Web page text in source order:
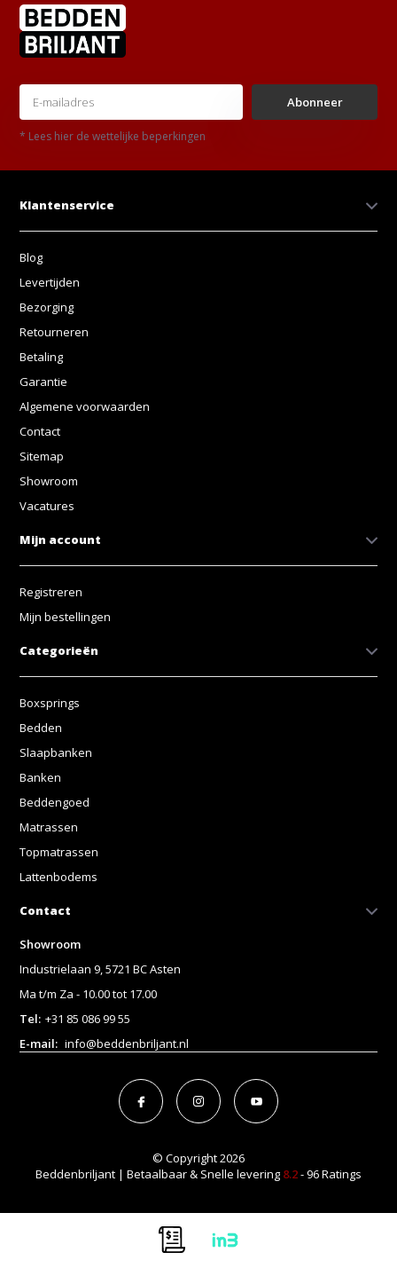
Abonneer
* Lees hier de wettelijke beperkingen
Klantenservice
Blog
Levertijden
Bezorging
Retourneren
Betaling
Garantie
Algemene voorwaarden
Contact
Sitemap
Showroom
Vacatures
Mijn account
Registreren
Mijn bestellingen
Categorieën
Boxsprings
Bedden
Slaapbanken
Banken
Beddengoed
Matrassen
Topmatrassen
Lattenbodems
Contact
Showroom
Industrielaan 9, 5721 BC Asten
Ma t/m Za - 10.00 tot 17.00
Tel: +31 85 086 99 55
E-mail: info@beddenbriljant.nl
© Copyright 2026
Beddenbriljant | Betaalbaar & Snelle levering 8.2- 96 Ratings